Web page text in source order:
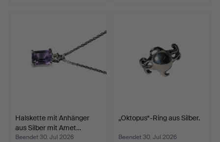
Halskette mit Anhänger
aus Silber mit Amet…
Beendet 30. Jul 2026
„Oktopus“-Ring aus Silber.
Beendet 30. Jul 2026